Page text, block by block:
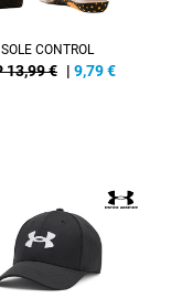
SOLE CONTROL
13,99 € | 9,79€